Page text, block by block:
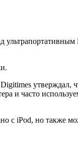
Digitimes утверждал,
и часто
с iPod, но также